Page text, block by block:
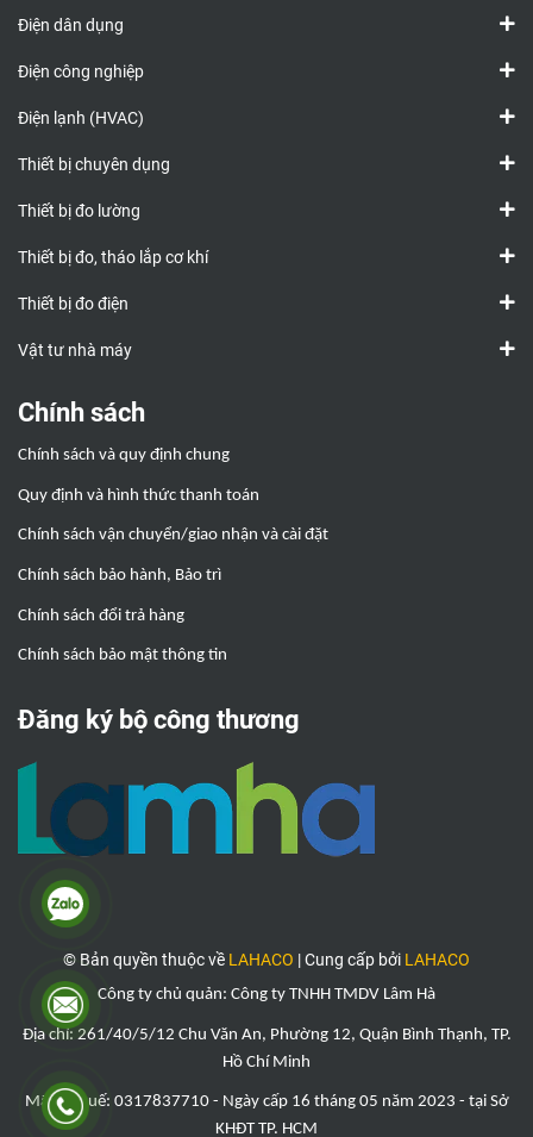
Điện dân dụng
Điện công nghiệp
Điện lạnh (HVAC)
Thiết bị chuyên dụng
Thiết bị đo lường
Thiết bị đo, tháo lắp cơ khí
Thiết bị đo điện
Vật tư nhà máy
Chính sách
Chính sách và quy định chung
Quy định và hình thức thanh toán
Chính sách vận chuyển/giao nhận và cài đặt
Chính sách bảo hành, Bảo trì
Chính sách đổi trả hàng
Chính sách bảo mật thông tin
Đăng ký bộ công thương
© Bản quyền thuộc về LAHACO |Cung cấp bởi LAHACO
Công ty chủ quản: Công ty TNHH TMDV Lâm Hà
Địa chỉ: 261/40/5/12 Chu Văn An, Phường 12, Quận Bình Thạnh, TP.
Hồ Chí Minh
Mã số thuế: 0317837710 - Ngày cấp 16 tháng 05 năm 2023 - tại Sở
KHĐT TP. HCM